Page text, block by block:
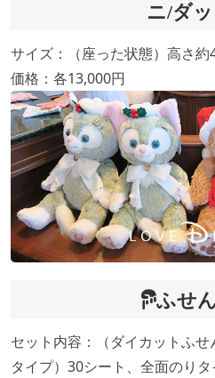
ニ/ダ
サイズ：（座った状態）高さ
価格：各13,000円
ふせ
セット内容：（ダイカットふ
タイプ）30シート、全面のり